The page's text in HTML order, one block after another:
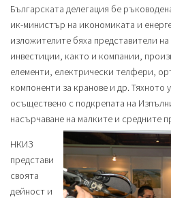
Българската делегация бе
ик-министър на икономиката и
изложителите бяха представители
инвестиции, както и компании,
елементи, електрически телфери,
компоненти за кранове и др. Тяхното
осъществено с подкрепата на
насърчаване на малките и средните
НКИЗ
представи
своята
дейност и